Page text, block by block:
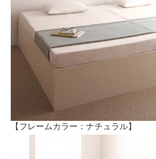
【フレームカラー：ナチュラル】